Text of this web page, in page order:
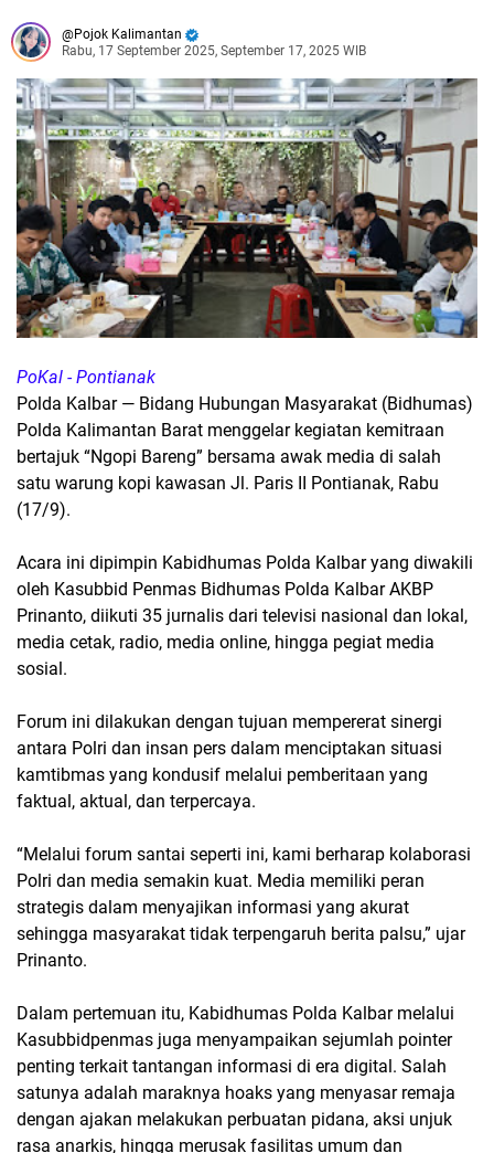
Pojok Kalimantan
Rabu, 17 September 2025, September 17, 2025 WIB
PoKal - Pontianak
Polda Kalbar — Bidang Hubungan Masyarakat (Bidhumas)
Polda Kalimantan Barat menggelar kegiatan kemitraan
bertajuk “Ngopi Bareng” bersama awak media di salah
satu warung kopi kawasan Jl. Paris II Pontianak, Rabu
(17/9).
Acara ini dipimpin Kabidhumas Polda Kalbar yang diwakili
oleh Kasubbid Penmas Bidhumas Polda Kalbar AKBP
Prinanto, diikuti 35 jurnalis dari televisi nasional dan lokal,
media cetak, radio, media online, hingga pegiat media
sosial.
Forum ini dilakukan dengan tujuan mempererat sinergi
antara Polri dan insan pers dalam menciptakan situasi
kamtibmas yang kondusif melalui pemberitaan yang
faktual, aktual, dan terpercaya.
“Melalui forum santai seperti ini, kami berharap kolaborasi
Polri dan media semakin kuat. Media memiliki peran
strategis dalam menyajikan informasi yang akurat
sehingga masyarakat tidak terpengaruh berita palsu,” ujar
Prinanto.
Dalam pertemuan itu, Kabidhumas Polda Kalbar melalui
Kasubbidpenmas juga menyampaikan sejumlah pointer
penting terkait tantangan informasi di era digital. Salah
satunya adalah maraknya hoaks yang menyasar remaja
dengan ajakan melakukan perbuatan pidana, aksi unjuk
rasa anarkis, hingga merusak fasilitas umum dan